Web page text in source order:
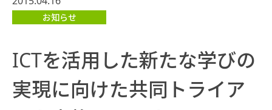
お知らせ
ICTを活用した新たな学びの
実現に向けた共同トライア